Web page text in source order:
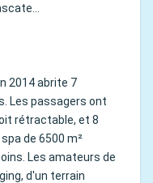
2014 abrite 7
Les passagers ont
rétractable, et 8
de 6500 m²
Les amateurs de
d'un terrain